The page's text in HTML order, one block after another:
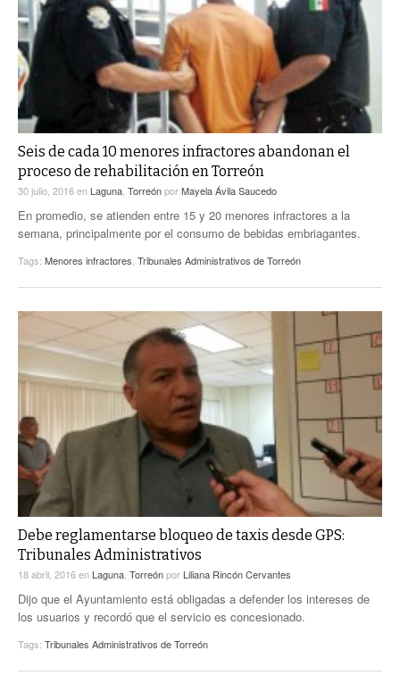
Seis de cada 10 menores infractores abandonan el
proceso de rehabilitación en Torreón
30 julio, 2016en Laguna TorreónporMayela Ávila Saucedo
En promedio, se atienden entre 15 y 20 menores infractores a la
semana, principalmente por el consumo de bebidas embriagantes.
Tags: Menores infractores Tribunales Administrativos de Torreón
Debe reglamentarse bloqueo de taxis desde GPS:
Tribunales Administrativos
18 abril, 2016en Laguna, Torreónpor Liliana Rincón Cervantes
Dijo que el Ayuntamiento está obligadas a defender los intereses de
los usuarios y recordó que el servicio es concesionado.
Tags: Tribunales Administrativos de Torreón